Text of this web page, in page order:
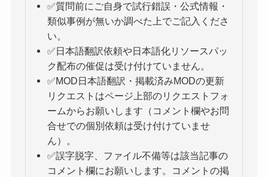
✅質問前にご自身で試行錯誤・公式情報・
類似事例が無いか調べた上でご記入くださ
い。
✅日本語翻訳依頼や日本語化リソースパッ
ク配布の催促は受け付けていません。
✅MOD日本語翻訳・掲載済みMODの更新
リクエストはページ上部のリクエストフォ
ームからお願いします（コメント欄やお問
合せでの個別依頼は受け付けていませ
ん）。
✅誤字脱字、ファイル不備等は該当記事の
コメント欄にお願いします。コメントの掲